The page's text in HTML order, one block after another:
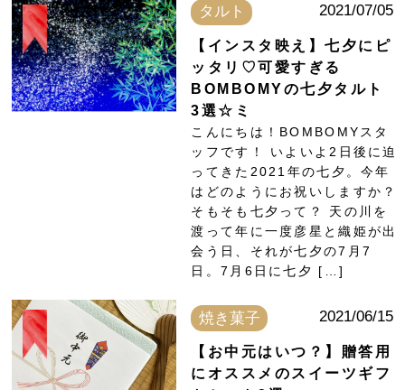
タルト 2021/07/05
【インスタ映え】七夕にピ
ッタリ♡可愛すぎる
BOMBOMYの七夕タルト
3選☆ミ
こんにちは！BOMBOMYスタ
ッフです！ いよいよ2日後に迫
ってきた2021年の七夕。今年
はどのようにお祝いしますか？
そもそも七夕って？ 天の川を
渡って年に一度彦星と織姫が出
会う日、それが七夕の7月7
日。7月6日に七夕 […]
焼き菓子 2021/06/15
【お中元はいつ？】贈答用
にオススメのスイーツギフ